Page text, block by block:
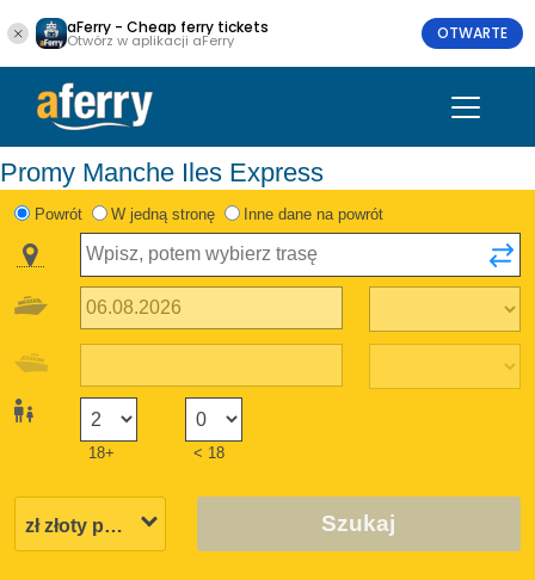
aFerry - Cheap ferry tickets
Otwórz w aplikacji aFerry OTWARTE
Promy Manche Iles Express
Powrót W jedną stronę Inne dane na powrót
18+ < 18
Szukaj